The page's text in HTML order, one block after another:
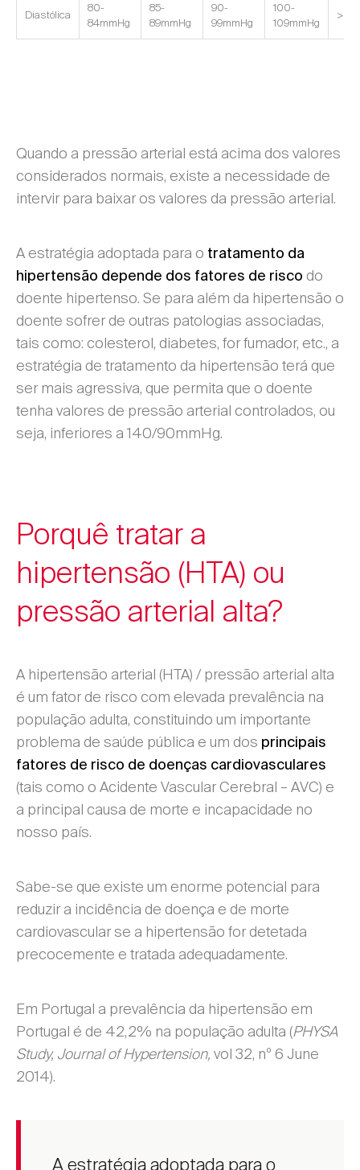
Diastólica
80-
84mmHg
85-
89mmHg
90-
99mmHg
100-
109mmHg
Quando a pressão arterial está acima dos valores
considerados normais, existe a necessidade de
intervir para baixar os valores da pressão arterial.
A estratégia adoptada para o tratamento da
hipertensão depende dos fatores de risco do
doente hipertenso. Se para além da hipertensão o
doente sofrer de outras patologias associadas,
tais como: colesterol, diabetes, for fumador, etc., a
estratégia de tratamento da hipertensão terá que
ser mais agressiva, que permita que o doente
tenha valores de pressão arterial controlados, ou
seja, inferiores a 140/90mmHg.
Porquê tratar a
hipertensão (HTA) ou
pressão arterial alta?
A hipertensão arterial (HTA) / pressão arterial alta
é um fator de risco com elevada prevalência na
população adulta, constituindo um importante
problema de saúde pública e um dos principais
fatores de risco de doenças cardiovasculares
(tais como o Acidente Vascular Cerebral – AVC) e
a principal causa de morte e incapacidade no
nosso país.
Sabe-se que existe um enorme potencial para
reduzir a incidência de doença e de morte
cardiovascular se a hipertensão for detetada
precocemente e tratada adequadamente.
Em Portugal a prevalência da hipertensão em
Portugal é de 42,2% na população adulta (PHYSA
Study, Journal of Hypertension, vol 32, nº 6 June
2014).
A estratégia adoptada para o